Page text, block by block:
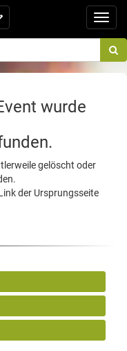
wurde
gelöscht oder
der Ursprungsseite